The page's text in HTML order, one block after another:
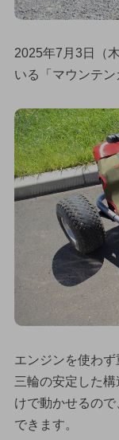
2025年7月3日（
いる「マウンテン
エンジンを使わず
三輪の安定した
けで動かせるの
できます。